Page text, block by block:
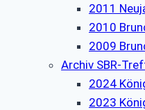
2011
2010
2009
Archiv SBR-
2024
2023